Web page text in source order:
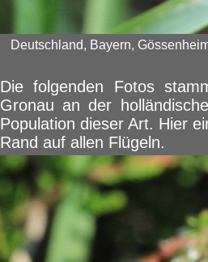
Deutschland, Bayern,
Die folgenden Fotos
Gronau an der
Population dieser Art. Hier
Rand auf allen Flügeln.